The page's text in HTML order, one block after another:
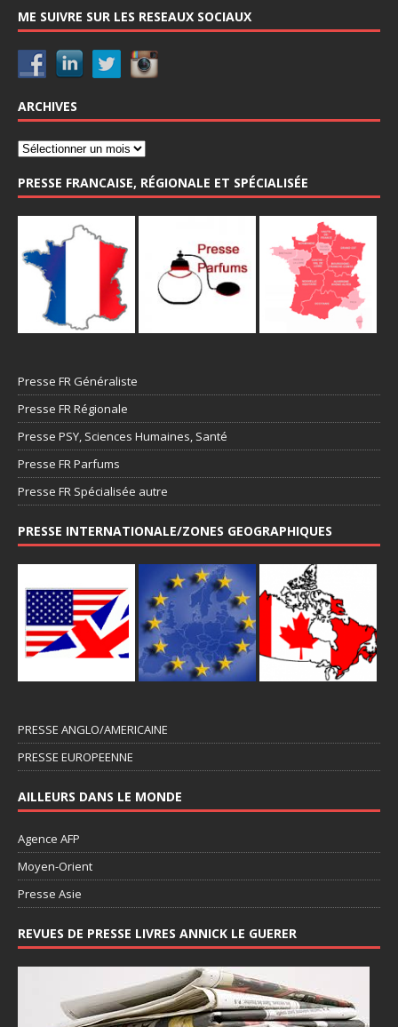
ME SUIVRE SUR LES RESEAUX SOCIAUX
ARCHIVES
PRESSE FRANCAISE, RÉGIONALE ET SPÉCIALISÉE
Presse FR Généraliste
Presse FR Régionale
Presse PSY, Sciences Humaines, Santé
Presse FR Parfums
Presse FR Spécialisée autre
PRESSE INTERNATIONALE/ZONES GEOGRAPHIQUES
PRESSE ANGLO/AMERICAINE
PRESSE EUROPEENNE
AILLEURS DANS LE MONDE
Agence AFP
Moyen-Orient
Presse Asie
REVUES DE PRESSE LIVRES ANNICK LE GUERER